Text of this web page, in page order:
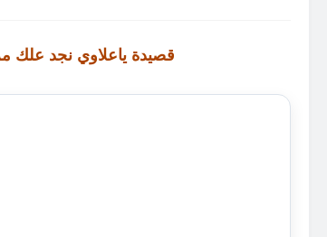
قصيدة ياعلاوي نجد علك